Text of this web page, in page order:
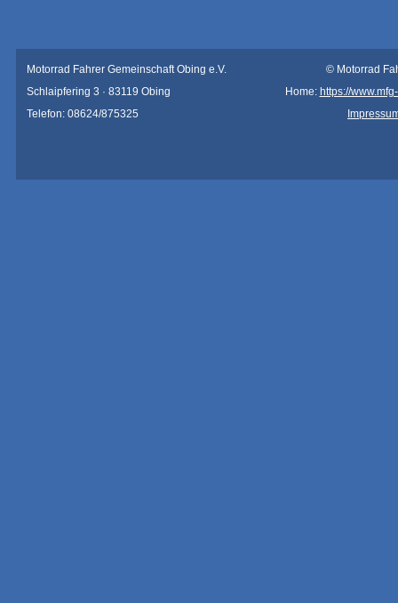
Motorrad Fahrer Gemeinschaft Obing e.V.
© Motorrad
Schlaipfering 3 · 83119 Obing
Home: https://
Telefon: 08624/875325